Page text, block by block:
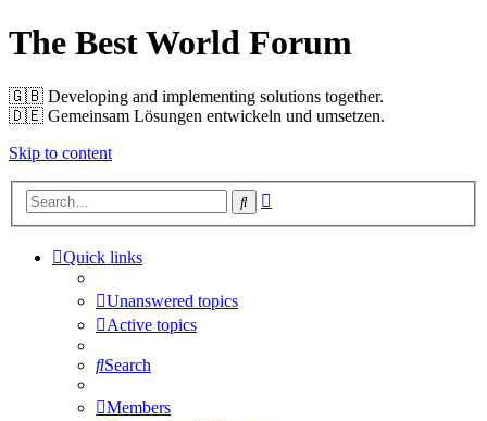
The Best World Forum
🇬🇧️ Developing and implementing solutions together.
🇩🇪️ Gemeinsam Lösungen entwickeln und umsetzen.
Skip to content
Search
Quick links
Unanswered topics
Active topics
Search
Members